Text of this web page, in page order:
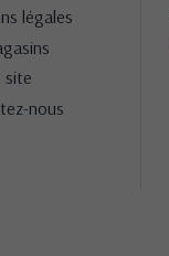
légales
site
nous